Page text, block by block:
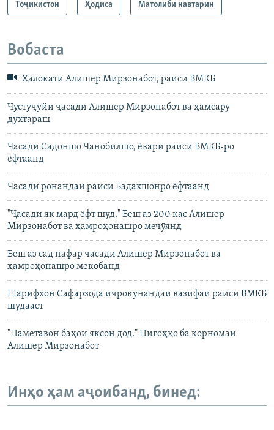
Тоҷикистон Ҳодиса Матолиби навтарин
Вобаста
Ҳалокати Алишер Мирзонабот, раиси ВМКБ
Ҷустуҷӯйи ҷасади Алишер Мирзонабот ва ҳамсару
духтараш
Ҷасади Садоншо Ҷанобилшо, ёвари раиси ВМКБ-ро
ёфтаанд
Ҷасади ронандаи раиси Бадахшонро ёфтаанд
"Ҷасади як мард ёфт шуд." Беш аз 200 кас Алишер
Мирзонабот ва ҳамроҳонашро меҷӯянд
Беш аз сад нафар ҷасади Алишер Мирзонабот ва
ҳамроҳонашро мекобанд
Шарифхон Сафарзода иҷрокунандаи вазифаи раиси ВМКБ
шудааст
"Наметавон баҳои яксон дод." Нигоҳҳо ба корномаи
Алишер Мирзонабот
Инҳо ҳам аҷоибанд, бинед: